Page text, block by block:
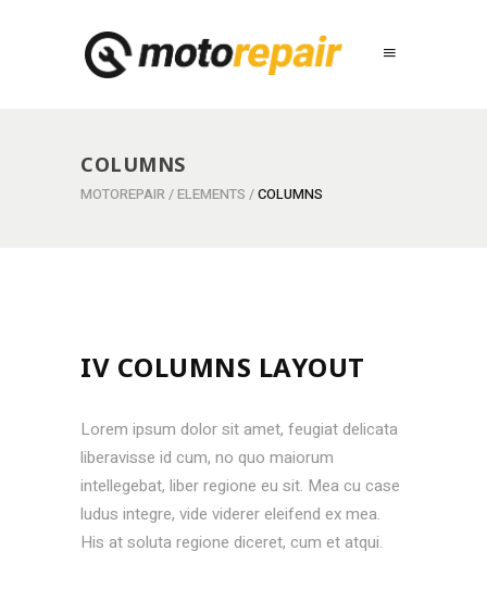
COLUMNS
MOTOREPAIR /ELEMENTS /COLUMNS
IV COLUMNS LAYOUT
Lorem ipsum dolor sit amet, feugiat delicata
liberavisse id cum, no quo maiorum
intellegebat, liber regione eu sit. Mea cu case
ludus integre, vide viderer eleifend ex mea.
His at soluta regione diceret, cum et atqui.